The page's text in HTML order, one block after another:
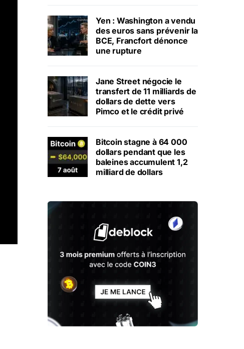
Yen : Washington a vendu
des euros sans prévenir la
BCE, Francfort dénonce
une rupture
Jane Street négocie le
transfert de 11 milliards de
dollars de dette vers
Pimco et le crédit privé
Bitcoin stagne à 64 000
dollars pendant que les
baleines accumulent 1,2
milliard de dollars